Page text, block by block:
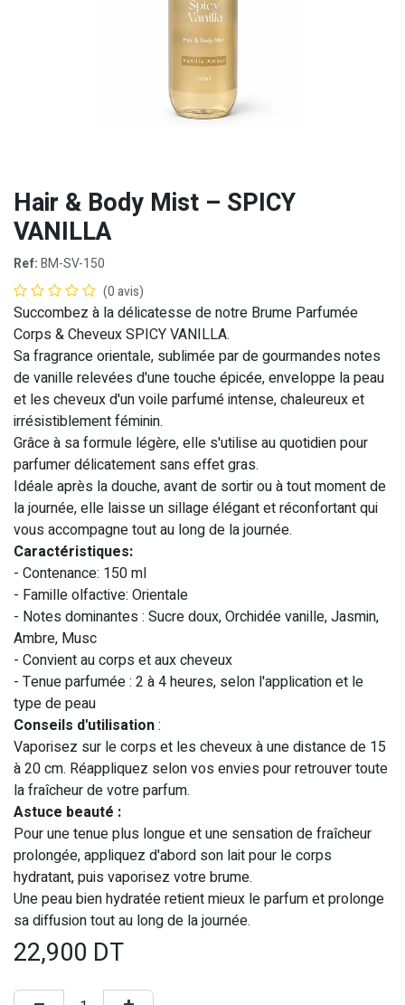
Hair & Body Mist – SPICY
VANILLA
Ref:BM-SV-150
(0 avis)
Succombez à la délicatesse de notre Brume Parfumée
Corps & Cheveux SPICY VANILLA.
Sa fragrance orientale, sublimée par de gourmandes notes
de vanille relevées d'une touche épicée, enveloppe la peau
et les cheveux d'un voile parfumé intense, chaleureux et
irrésistiblement féminin.
Grâce à sa formule légère, elle s'utilise au quotidien pour
parfumer délicatement sans effet gras.
Idéale après la douche, avant de sortir ou à tout moment de
la journée, elle laisse un sillage élégant et réconfortant qui
vous accompagne tout au long de la journée.
Caractéristiques:
- Contenance: 150 ml
- Famille olfactive: Orientale
- Notes dominantes : Sucre doux, Orchidée vanille, Jasmin,
Ambre, Musc
- Convient au corps et aux cheveux
- Tenue parfumée : 2 à 4 heures, selon l'application et le
type de peau
Conseils d'utilisation:
Vaporisez sur le corps et les cheveux à une distance de 15
à 20 cm. Réappliquez selon vos envies pour retrouver toute
la fraîcheur de votre parfum.
Astuce beauté :
Pour une tenue plus longue et une sensation de fraîcheur
prolongée, appliquez d'abord son lait pour le corps
hydratant, puis vaporisez votre brume.
Une peau bien hydratée retient mieux le parfum et prolonge
sa diffusion tout au long de la journée.
22,900 DT